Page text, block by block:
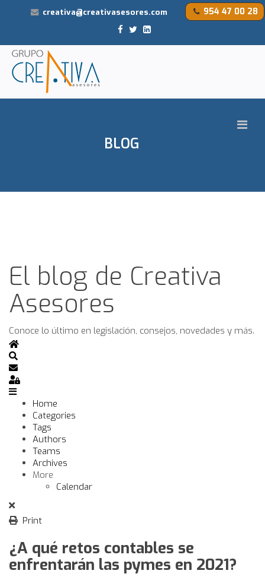
954 47 00 28
creativa@creativasesores.com
BLOG
El blog de Creativa
Asesores
Conoce lo último en legislación, consejos, novedades y más.
Home
Search
Subscribe to blog
Sign In
Home
Categories
Tags
Authors
Teams
Archives
More
Calendar
Print
¿A qué retos contables se
enfrentarán las pymes en 2021?